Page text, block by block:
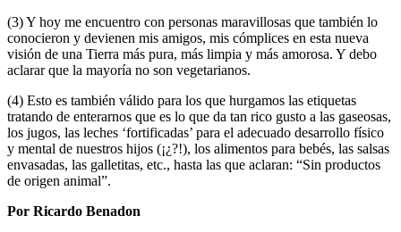
(3) Y hoy me encuentro con personas maravillosas que también lo
conocieron y devienen mis amigos, mis cómplices en esta nueva
visión de una Tierra más pura, más limpia y más amorosa. Y debo
aclarar que la mayoría no son vegetarianos.
(4) Esto es también válido para los que hurgamos las etiquetas
tratando de enterarnos que es lo que da tan rico gusto a las gaseosas,
los jugos, las leches ‘fortificadas’ para el adecuado desarrollo físico
y mental de nuestros hijos (¡¿?!), los alimentos para bebés, las salsas
envasadas, las galletitas, etc., hasta las que aclaran: “Sin productos
de origen animal”.
Por Ricardo Benadon